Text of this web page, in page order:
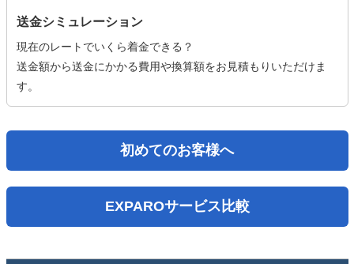
送金シミュレーション
現在のレートでいくら着金できる？
送金額から送金にかかる費用や換算額をお見積もりいただけま
す。
初めてのお客様へ
EXPAROサービス比較